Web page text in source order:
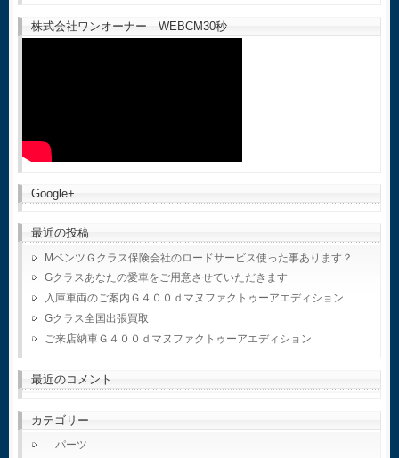
株式会社ワンオーナー WEBCM30秒
Google+
最近の投稿
MベンツＧクラス保険会社のロードサービス使った事あります？
Gクラスあなたの愛車をご用意させていただきます
入庫車両のご案内Ｇ４００ｄマヌファクトゥーアエディション
Gクラス全国出張買取
ご来店納車Ｇ４００ｄマヌファクトゥーアエディション
最近のコメント
カテゴリー
パーツ